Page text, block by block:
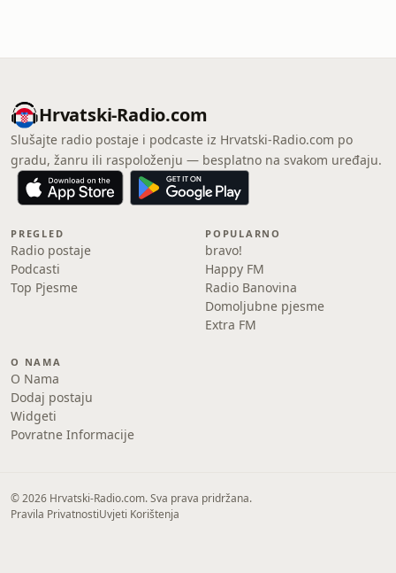
Hrvatski-Radio.com
Slušajte radio postaje i podcaste iz Hrvatski-Radio.com po
gradu, žanru ili raspoloženju — besplatno na svakom uređaju.
PREGLED
Radio postaje
Podcasti
Top Pjesme
POPULARNO
bravo!
Happy FM
Radio Banovina
Domoljubne pjesme
Extra FM
O NAMA
O Nama
Dodaj postaju
Widgeti
Povratne Informacije
© 2026 Hrvatski-Radio.com. Sva prava pridržana.
Pravila PrivatnostiUvjeti Korištenja